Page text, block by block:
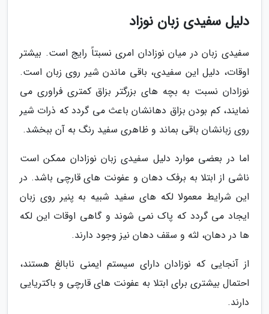
دلیل سفیدی زبان نوزاد
سفیدی زبان در میان نوزادان امری نسبتاً رایج است. بیشتر
اوقات، دلیل این سفیدی، باقی ماندن شیر روی زبان است.
نوزادان نسبت به بچه های بزرگتر بزاق کمتری فراوری می
نمایند، کم بودن بزاق دهانشان باعث می گردد که ذرات شیر
روی زبانشان باقی بماند و ظاهری سفید رنگ به آن ببخشد.
اما در بعضی موارد دلیل سفیدی زبان نوزادان ممکن است
ناشی از ابتلا به برفک دهان و عفونت های قارچی باشد. در
این شرایط معمولا لکه های سفید شبیه به پنیر روی زبان
ایجاد می گردد که پاک نمی شوند و گاهی اوقات این لکه
ها در دهان، لثه و سقف دهان نیز وجود دارند.
از آنجایی که نوزادان دارای سیستم ایمنی نابالغ هستند،
احتمال بیشتری برای ابتلا به عفونت های قارچی و باکتریایی
دارند.